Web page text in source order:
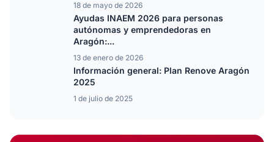
18 de mayo de 2026
Ayudas INAEM 2026 para personas
autónomas y emprendedoras en
Aragón:...
13 de enero de 2026
Información general: Plan Renove Aragón
2025
1 de julio de 2025